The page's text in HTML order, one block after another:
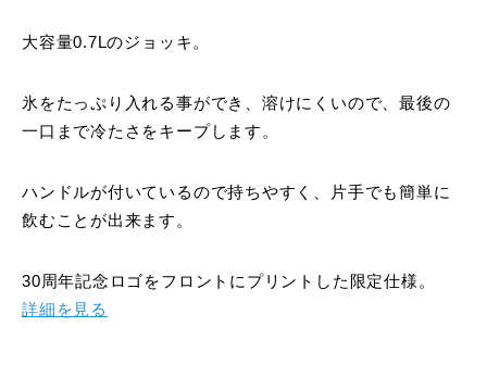
大容量0.7Lのジョッキ。
氷をたっぷり入れる事ができ、溶けにくいので、最後の
一口まで冷たさをキープします。
ハンドルが付いているので持ちやすく、片手でも簡単に
飲むことが出来ます。
30周年記念ロゴをフロントにプリントした限定仕様。
詳細を見る